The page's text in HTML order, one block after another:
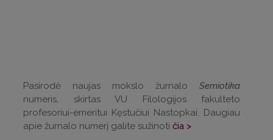
Pasirodė naujas mokslo žurnalo Semiotika
numeris, skirtas VU Filologijos fakulteto
profesoriui-emeritui Kęstučiui Nastopkai. Daugiau
apie žurnalo numerį galite sužinoti čia >